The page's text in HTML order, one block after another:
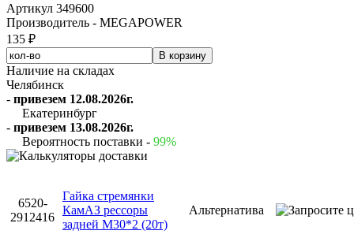
Артикул 349600
Производитель - MEGAPOWER
135 ₽
Наличие на складах
Челябинск
- привезем 12.08.2026г.
Екатеринбург
- привезем 13.08.2026г.
Вероятность поставки - 99%
6520-
2912416
Гайка стремянки
КамАЗ рессоры
задней М30*2 (20т)
Альтернатива